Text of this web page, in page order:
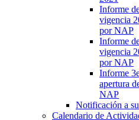
Informe
vigencia
por NAP
Informe
vigencia
por NAP
Informe
apertura
NAP
Notificación a
Calendario de